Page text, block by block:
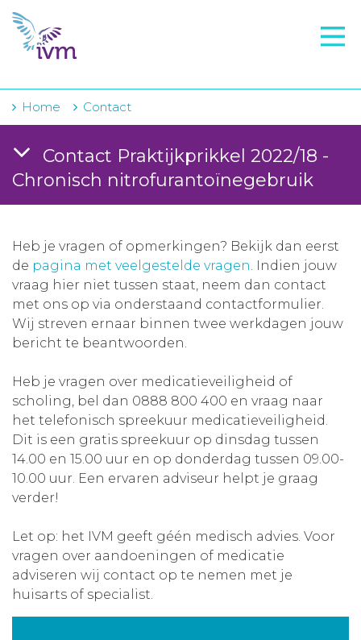
VMI
FTO voorbereiding
IVM-academie
Voorschrijfgedrag
Projecten
Over IVM
Actueel
Contact
Winkelwagentje
Aanmelden nieuwsbrief
Inloggen
Toegang leeromgeving
Home Contact
Contact Praktijkprikkel 2022/18 -
Chronisch nitrofurantoïnegebruik
Heb je vragen of opmerkingen? Bekijk dan eerst
de pagina met veelgestelde vragen. Indien jouw
vraag hier niet tussen staat, neem dan contact
met ons op via onderstaand contactformulier.
Wij streven ernaar binnen twee werkdagen jouw
bericht te beantwoorden.
Heb je vragen over medicatieveiligheid of
scholing, bel dan 0888 800 400 en vraag naar
het telefonisch spreekuur medicatieveiligheid.
Dit is een gratis spreekuur op dinsdag tussen
14.00 en 15.00 uur en op donderdag tussen 09.00-
10.00 uur. Een ervaren adviseur helpt je graag
verder!
Let op: het IVM geeft géén medisch advies. Voor
vragen over aandoeningen of medicatie
adviseren wij contact op te nemen met je
huisarts of specialist.